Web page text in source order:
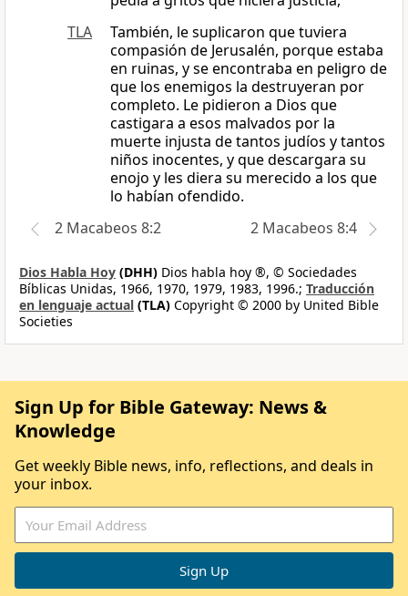
TLA
También, le suplicaron que tuviera
compasión de Jerusalén, porque estaba
en ruinas, y se encontraba en peligro de
que los enemigos la destruyeran por
completo. Le pidieron a Dios que
castigara a esos malvados por la
muerte injusta de tantos judíos y tantos
niños inocentes, y que descargara su
enojo y les diera su merecido a los que
lo habían ofendido.
2 Macabeos 8:2
2 Macabeos 8:4
Dios Habla Hoy (DHH) Dios habla hoy ®, © Sociedades
Bíblicas Unidas, 1966, 1970, 1979, 1983, 1996.; Traducción
en lenguaje actual (TLA) Copyright © 2000 by United Bible
Societies
Sign Up for Bible Gateway: News &
Knowledge
Get weekly Bible news, info, reflections, and deals in
your inbox.